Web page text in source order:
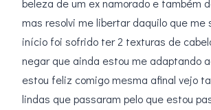
beleza de um ex namorado e também
mas resolvi me libertar daquilo que me
início foi sofrido ter 2 texturas de
negar que ainda estou me adaptando
estou feliz comigo mesma afinal vejo
lindas que passaram pelo que estou